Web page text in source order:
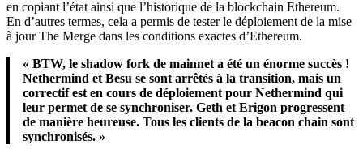
en copiant l’état ainsi que l’historique de la blockchain Ethereum.
En d’autres termes, cela a permis de tester le déploiement de la mise
à jour The Merge dans les conditions exactes d’Ethereum.
« BTW, le shadow fork de mainnet a été un énorme succès !
Nethermind et Besu se sont arrêtés à la transition, mais un
correctif est en cours de déploiement pour Nethermind qui
leur permet de se synchroniser. Geth et Erigon progressent
de manière heureuse. Tous les clients de la beacon chain sont
synchronisés. »